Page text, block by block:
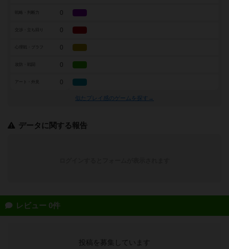
戦略・判断力 0
0
0
0
アート・外見 0
似たプレイ感のゲームを探す→
データに関する報告
レビュー 0件
投稿を募集しています